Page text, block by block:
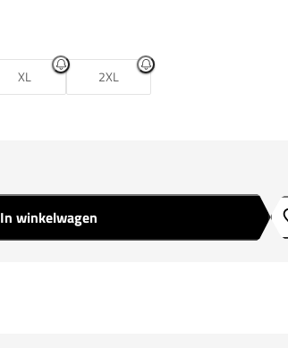
XL 2XL
In winkelwagen